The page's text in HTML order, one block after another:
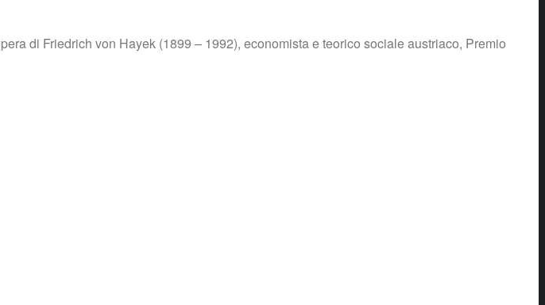
di Friedrich von Hayek (1899 – 1992), economista e teorico sociale austriaco, Premio